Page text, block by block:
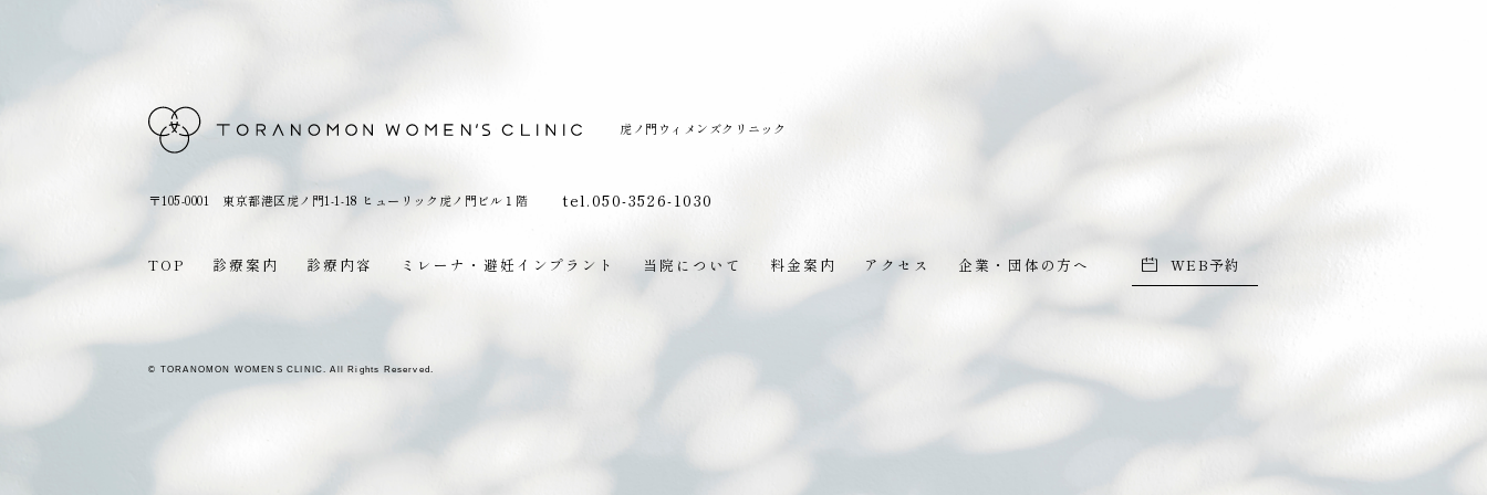
虎ノ門ウィメンズクリニック
〒105-0001 東京都港区虎ノ門1-1-18 ヒューリック虎ノ門ビル１階 tel.050-3526-1030
TOP 診療案内 診療内容 ミレーナ・避妊インプラント 当院について 料金案内 アクセス 企業・団体の方へ WEB予約
© TORANOMON WOMENS CLINIC. All Rights Reserved.